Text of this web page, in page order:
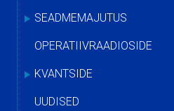
SEADMEMAJUTUS
OPERATIIVRAADIOSIDE
KVANTSIDE
UUDISED